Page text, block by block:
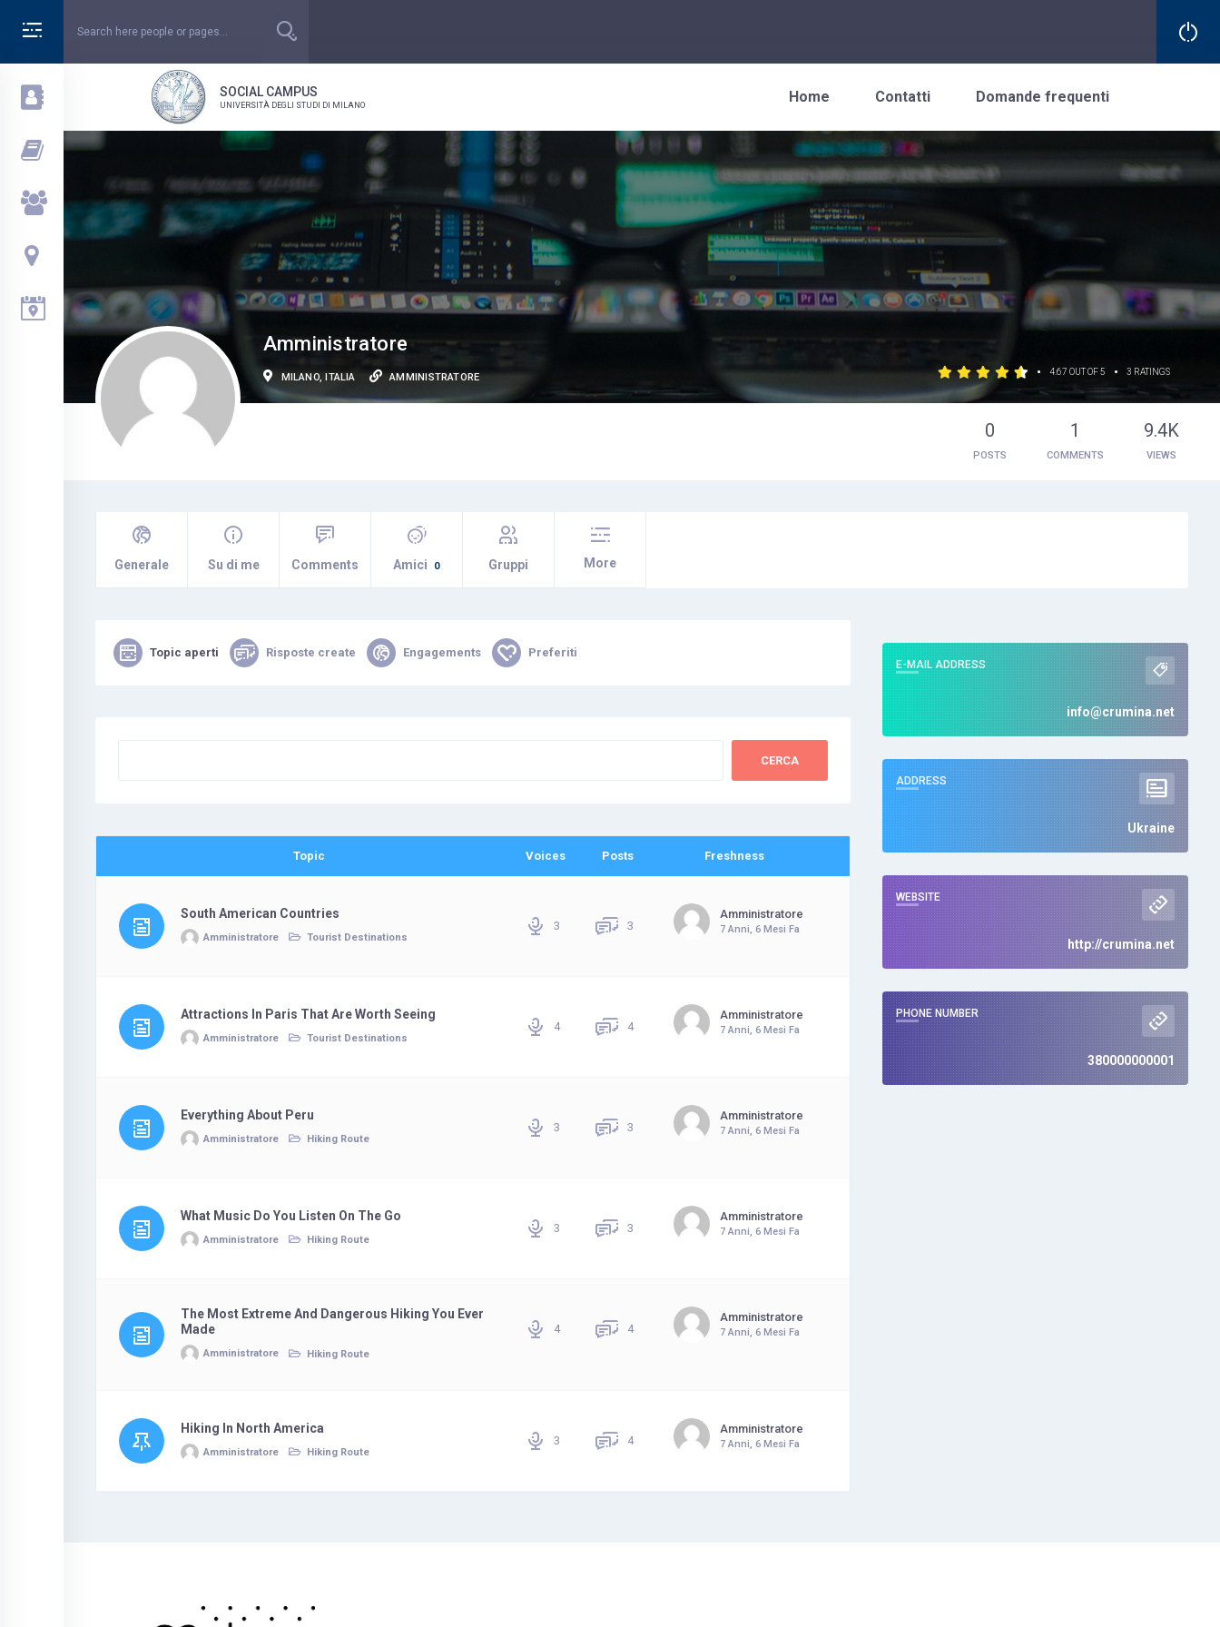
SOCIAL CAMPUS
UNIVERSITÀ DEGLI STUDI DI MILANO Home Contatti Domande frequenti
Amministratore
• 4.67 OUT OF 5 • 3 RATINGS
MILANO, ITALIA AMMINISTRATORE
0
POSTS
1
COMMENTS
9.4K
VIEWS
Generale Su di me Comments Amici 0 Gruppi More
Topic aperti Risposte create Engagements Preferiti
Topic Voices Posts Freshness
South American Countries
Amministratore Tourist Destinations
3 3
Amministratore
7 Anni, 6 Mesi Fa
Attractions In Paris That Are Worth Seeing
Amministratore Tourist Destinations
4 4
Amministratore
7 Anni, 6 Mesi Fa
Everything About Peru
Amministratore Hiking Route
3 3
Amministratore
7 Anni, 6 Mesi Fa
What Music Do You Listen On The Go
Amministratore Hiking Route
3 3
Amministratore
7 Anni, 6 Mesi Fa
The Most Extreme And Dangerous Hiking You Ever
Made
Amministratore Hiking Route
4 4
Amministratore
7 Anni, 6 Mesi Fa
Hiking In North America
Amministratore Hiking Route
3 4
Amministratore
7 Anni, 6 Mesi Fa
E-MAIL ADDRESS
info@crumina.net
ADDRESS
Ukraine
WEBSITE
http://crumina.net
PHONE NUMBER
380000000001